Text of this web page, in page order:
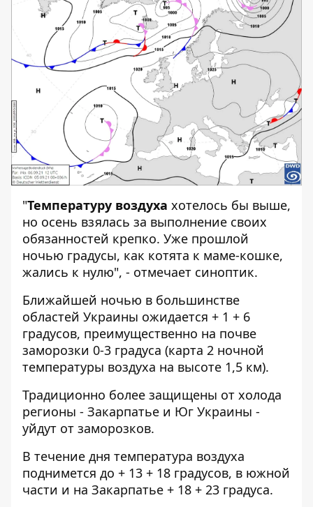
"Температуру воздуха хотелось бы выше,
но осень взялась за выполнение своих
обязанностей крепко. Уже прошлой
ночью градусы, как котята к маме-кошке,
жались к нулю", - отмечает синоптик.
Ближайшей ночью в большинстве
областей Украины ожидается + 1 + 6
градусов, преимущественно на почве
заморозки 0-3 градуса (карта 2 ночной
температуры воздуха на высоте 1,5 км).
Традиционно более защищены от холода
регионы - Закарпатье и Юг Украины -
уйдут от заморозков.
В течение дня температура воздуха
поднимется до + 13 + 18 градусов, в южной
части и на Закарпатье + 18 + 23 градуса.